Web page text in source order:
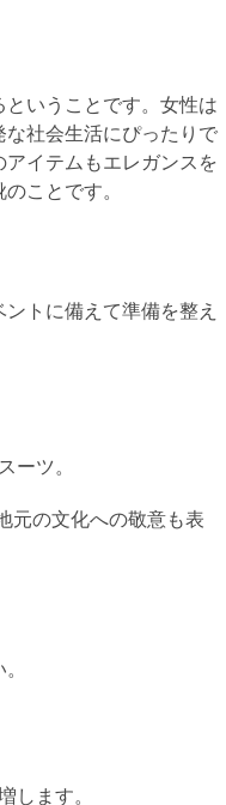
社会生活にぴったりで
イテムもエレガンスを
ことです。
ーツ。
します。